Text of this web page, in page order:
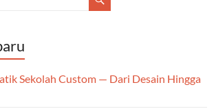
Sekolah Custom — Dari Desain Hingga